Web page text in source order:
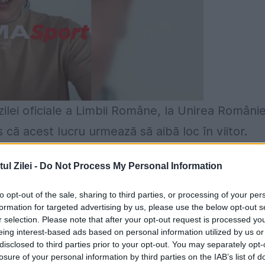
Zilei - Do Not Process My Personal Information
opt-out of the sale, sharing to third parties, or processing of your
for targeted advertising by us, please use the below opt-out
selection. Please note that after your opt-out request is processed
interest-based ads based on personal information utilized by us
to third parties prior to your opt-out. You may separately
of your personal information by third parties on the IAB’s list of
oficiale a Limbii Române, la Unirea
acest lucru urmează să aibă loc în viitor.
de când onorăm la unison, români de-o parte
Română. Prin Decretul numărul 304 din
privind instituirea Zilei Limbii Române în
Constituțională de la Chișinău să facă
și în R. Moldova. La București și Chișinău